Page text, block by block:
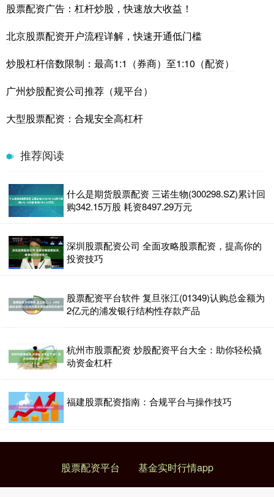
股票配资广告：杠杆炒股，快速放大收益！
北京股票配资开户流程详解，快速开通低门槛
炒股杠杆倍数限制：最高1:1（券商）至1:10（配资）
广州炒股配资公司推荐（规平台）
大型股票配资：合规安全高杠杆
推荐阅读
什么是期货股票配资 三诺生物(300298.SZ)累计回
购342.15万股 耗资8497.29万元
深圳股票配资公司 全面攻略股票配资，提高你的
投资技巧
股票配资平台软件 复旦张江(01349)认购总金额为
2亿元的浦发银行结构性存款产品
杭州市股票配资 炒股配资平台大全：助你轻松撬
动资金杠杆
福建股票配资指南：合规平台与操作技巧
股票配资平台 基金实时行情app